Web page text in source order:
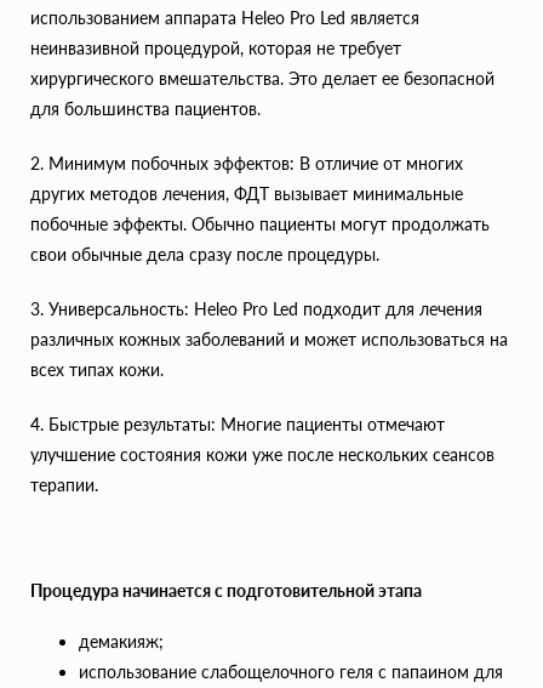
использованием аппарата Heleo Pro Led является
неинвазивной процедурой, которая не требует
хирургического вмешательства. Это делает ее безопасной
для большинства пациентов.
2. Минимум побочных эффектов: В отличие от многих
других методов лечения, ФДТ вызывает минимальные
побочные эффекты. Обычно пациенты могут продолжать
свои обычные дела сразу после процедуры.
3. Универсальность: Heleo Pro Led подходит для лечения
различных кожных заболеваний и может использоваться на
всех типах кожи.
4. Быстрые результаты: Многие пациенты отмечают
улучшение состояния кожи уже после нескольких сеансов
терапии.
Процедура начинается с подготовительной этапа
демакияж;
использование слабощелочного геля с папаином для